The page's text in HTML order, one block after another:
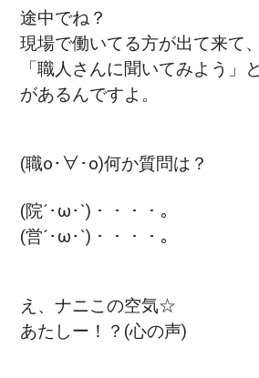
途中でね？
現場で働いてる方が出て来て、
「職人さんに聞いてみよう」
があるんですよ。
(職o･∀･o)何か質問は？
(院´･ω･`)・・・・。
(営´･ω･`)・・・・。
え、ナニこの空気☆
あたしー！？(心の声)